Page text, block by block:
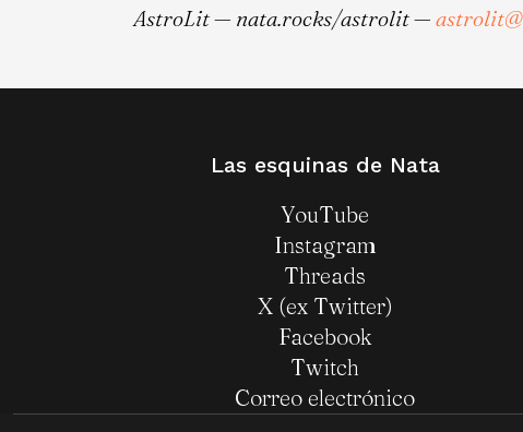
AstroLit — nata.rocks/astrolit —
Las esquinas de Nata
YouTube
Instagram
Threads
X (ex Twitter)
Facebook
Twitch
Correo electrónico